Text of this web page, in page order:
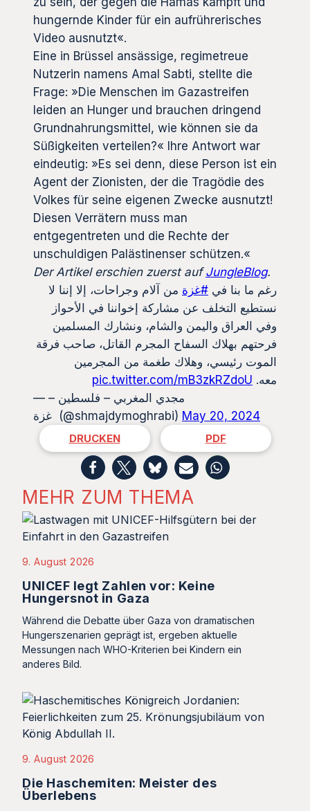
hungernde Kinder für ein aufrührerisches
Video ausnutzt«.
Eine in Brüssel ansässige, regimetreue
Nutzerin namens Amal Sabti, stellte die
Frage: »Die Menschen im Gazastreifen
leiden an Hunger und brauchen dringend
Grundnahrungsmittel, wie können sie da
Süßigkeiten verteilen?« Ihre Antwort war
eindeutig: »Es sei denn, diese Person ist ein
Agent der Zionisten, der die Tragödie des
Volkes für seine eigenen Zwecke ausnutzt!
Diesen Verrätern muss man
entgegentreten und die Rechte der
unschuldigen Palästinenser schützen.«
Der Artikel erschien zuerst aufJungleBlog.
رغم ما بنا في #غزة من آلام وجراحات، إلا إننا لا
نستطيع التخلف عن مشاركة إخواننا في الأحواز
وفي العراق واليمن والشام، ونشارك المسلمين
فرحتهم بهلاك السفاح المجرم القاتل، صاحب فرقة
الموت رئيسي، وهلاك طغمة من المجرمين
معه. pic.twitter.com/mB3zkRZdoU
— مجدي المغربي – فلسطين –
غزة (@shmajdymoghrabi) May 20, 2024
DRUCKEN PDF
MEHR ZUM THEMA
9. August 2026
UNICEF legt Zahlen vor: Keine
Hungersnot in Gaza
Während die Debatte über Gaza von dramatischen
Hungerszenarien geprägt ist, ergeben aktuelle
Messungen nach WHO-Kriterien bei Kindern ein
anderes Bild.
9. August 2026
Die Haschemiten: Meister des
Überlebens